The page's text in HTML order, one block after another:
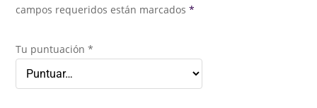
campos requeridos están marcados*
Tu puntuación*